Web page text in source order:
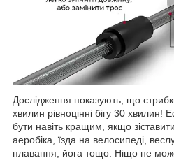
Дослідження показують, що
хвилин рівноцінні бігу 30 хвилин!
бути навіть кращим, якщо
аеробіка, їзда на велосипеді,
плавання, йога тощо. Ніщо не